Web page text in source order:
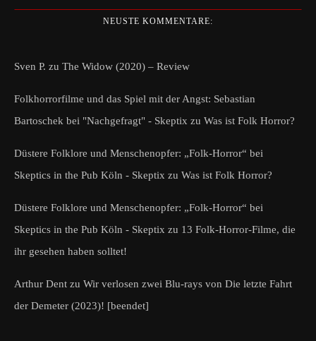
NEUSTE KOMMENTARE:
Sven P. zu The Widow (2020) – Review
Folkhorrorfilme und das Spiel mit der Angst: Sebastian
Bartoschek bei "Nachgefragt" - Skeptix zu Was ist Folk Horror?
Düstere Folklore und Menschenopfer: „Folk-Horror“ bei
Skeptics in the Pub Köln - Skeptix zu Was ist Folk Horror?
Düstere Folklore und Menschenopfer: „Folk-Horror“ bei
Skeptics in the Pub Köln - Skeptix zu 13 Folk-Horror-Filme, die
ihr gesehen haben solltet!
Arthur Dent zu Wir verlosen zwei Blu-rays von Die letzte Fahrt
der Demeter (2023)! [beendet]